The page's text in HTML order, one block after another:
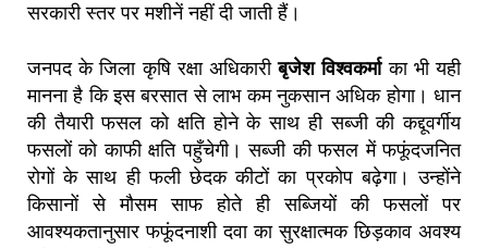
सरकारी स्तर पर मशीनें नहीं दी जाती हैं।
जनपद के जिला कृषि रक्षा अधिकारीबृजेश विश्वकर्माका भी यही
मानना है कि इस बरसात से लाभ कम नुकसान अधिक होगा। धान
की तैयारी फसल को क्षति होने के साथ ही सब्जी की कद्दूवर्गीय
फसलों को काफी क्षति पहुँचेगी। सब्जी की फसल में फफूंदजनित
रोगों के साथ ही फली छेदक कीटों का प्रकोप बढ़ेगा। उन्होंने
किसानों से मौसम साफ होते ही सब्जियों की फसलों पर
आवश्यकतानुसार फफूंदनाशी दवा का सुरक्षात्मक छिड़काव अवश्य